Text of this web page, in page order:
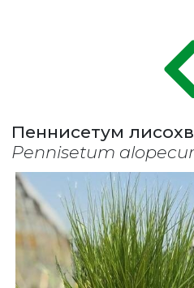
Пеннисетум
Pennisetum